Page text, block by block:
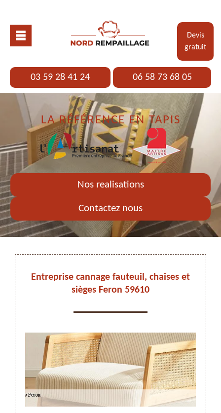
Devis
gratuit
03 59 28 41 24 06 58 73 68 05
LA RÉFÉRENCE EN TAPIS
Nos realisations
Contactez nous
Entreprise cannage fauteuil, chaises et
sièges Feron 59610